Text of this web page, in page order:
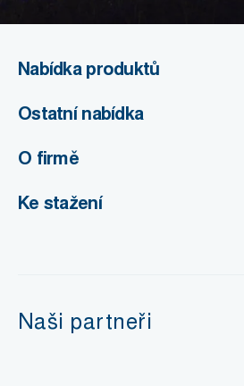
Nabídka produktů
Ostatní nabídka
O firmě
Ke stažení
Naši partneři